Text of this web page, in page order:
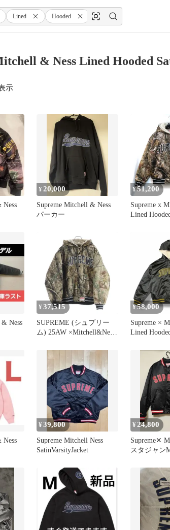
Lined Hooded Satin
& Ness Lined Hooded
示
Ness
¥ 20,000
Supreme Mitchell & Ness
パーカー
¥51,200
Supreme x
Lined
アンドネス
ーデッド バ
リアルツリ
Ness
¥ 37,515
SUPREME (シュプリー
ム) 25AW ×Mitchell&Ness
Jacket ミッチェルアンド
ネス リアルツリー ライ
ンドフーデッド サテンバ
ーシティジャケット カー
¥58,000
Supreme × Mitchell & Ness
Lined
ッドスタジ
ネス ブラッ
（8822M）
Ness
¥39,800
Supreme Mitchell Ness
SatinVarsityJacket
¥ 24,800
Supreme✕
スタジャン